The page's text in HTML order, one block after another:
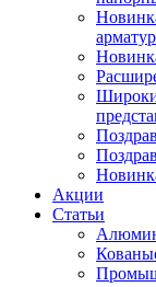
Акции
Статьи